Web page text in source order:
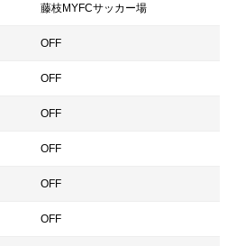
藤枝MYFCサッカー場
OFF
OFF
OFF
OFF
OFF
OFF